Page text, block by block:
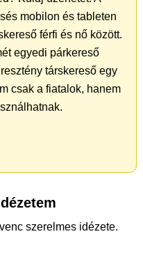
mobilon és tableten
férfi és nő között.
egyedi párkereső
társkereső egy
csak a fiatalok, hanem
szerelmes idézete.